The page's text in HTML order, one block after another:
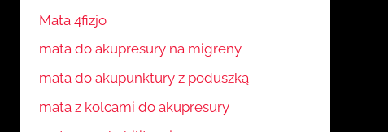
Mata 4fizjo
mata do akupresury na migreny
mata do akupunktury z poduszką
mata z kolcami do akupresury